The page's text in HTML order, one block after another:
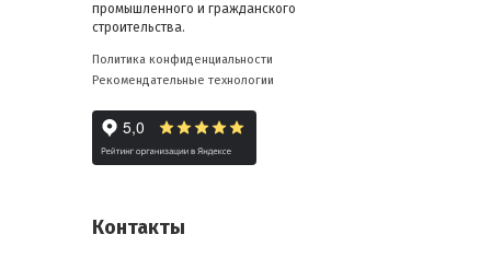
промышленного и гражданского
строительства.
Политика конфиденциальности
Рекомендательные технологии
Контакты